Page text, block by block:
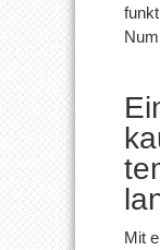
Mit